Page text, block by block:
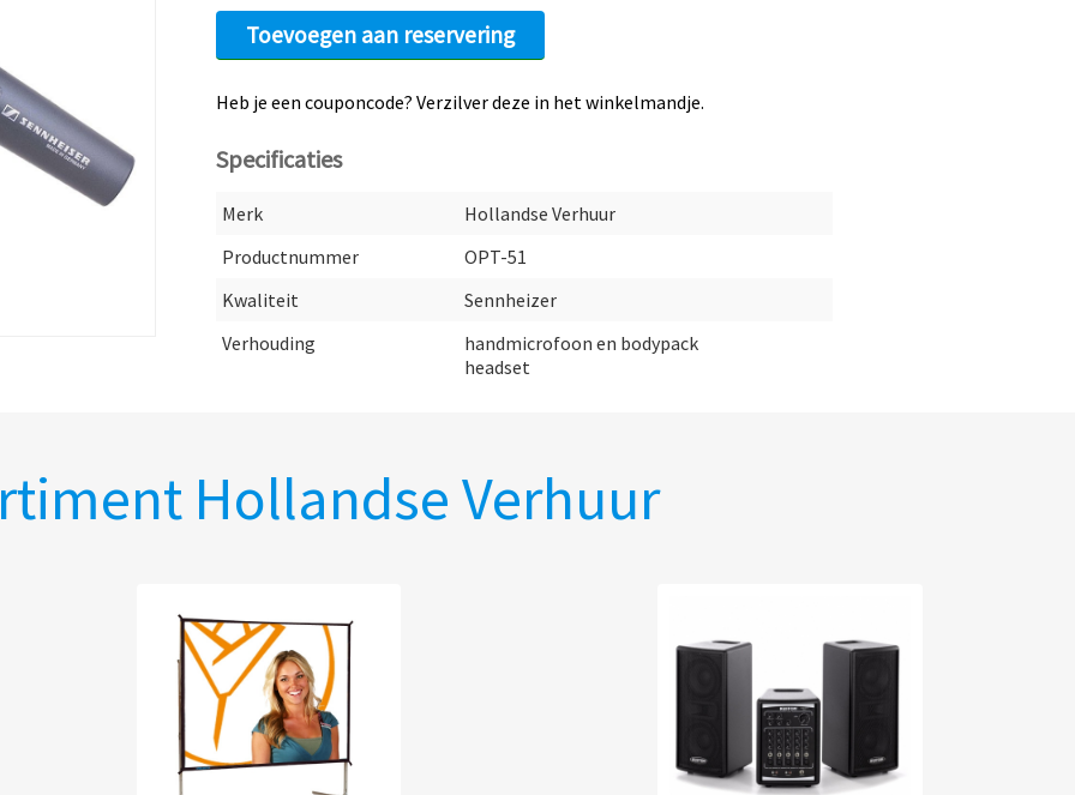
Toevoegen aan reservering
Heb je een couponcode? Verzilver deze in het winkelmandje.
Specificaties
Merk
Hollandse Verhuur
Productnummer
OPT-51
Kwaliteit
Sennheizer
Verhouding
handmicrofoon en bodypack
headset
Hollandse Verhuur